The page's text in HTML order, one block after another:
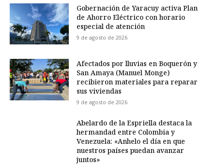
Gobernación de Yaracuy activa Plan
de Ahorro Eléctrico con horario
especial de atención
9 de agosto de 2026
Afectados por lluvias en Boquerón y
San Amaya (Manuel Monge)
recibieron materiales para reparar
sus viviendas
9 de agosto de 2026
Abelardo de la Espriella destaca la
hermandad entre Colombia y
Venezuela: «Anhelo el día en que
nuestros países puedan avanzar
juntos»